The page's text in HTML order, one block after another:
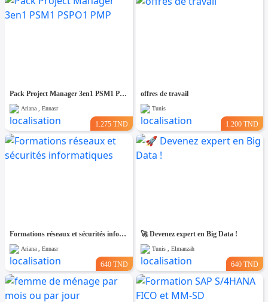
Pack Project Manager 3en1 PSM1 PSPO1 PMP
Ariana , Ennasr
1.275 TND
offres de travail
Tunis
1.200 TND
Formations réseaux et sécurités informatiques
Ariana , Ennasr
640 TND
🚀 Devenez expert en Big Data !
Tunis , Elmanzah
640 TND